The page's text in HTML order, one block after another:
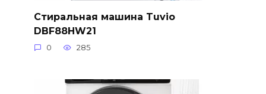
Стиральная машина Tuvio
DBF88HW21
0 285